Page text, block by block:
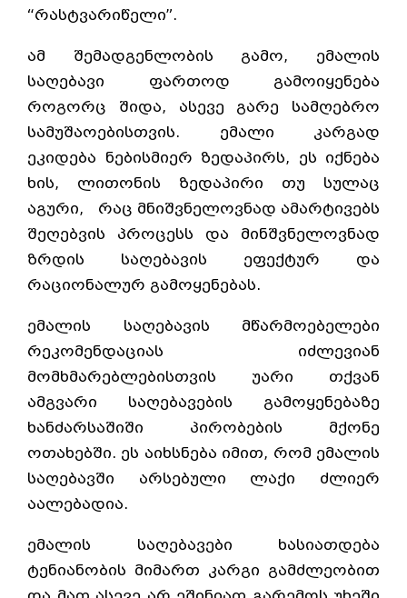
“რასტვარიწელი”.
ამ შემადგენლობის გამო, ემალის
საღებავი ფართოდ გამოიყენება
როგორც შიდა, ასევე გარე სამღებრო
სამუშაოებისთვის. ემალი კარგად
ეკიდება ნებისმიერ ზედაპირს, ეს იქნება
ხის, ლითონის ზედაპირი თუ სულაც
აგური, რაც მნიშვნელოვნად ამარტივებს
შეღებვის პროცესს და მინშვნელოვნად
ზრდის საღებავის ეფექტურ და
რაციონალურ გამოყენებას.
ემალის საღებავის მწარმოებელები
რეკომენდაციას იძლევიან
მომხმარებლებისთვის უარი თქვან
ამგვარი საღებავების გამოყენებაზე
ხანძარსაშიში პირობების მქონე
ოთახებში. ეს აიხსნება იმით, რომ ემალის
საღებავში არსებული ლაქი ძლიერ
აალებადია.
ემალის საღებავები ხასიათდება
ტენიანობის მიმართ კარგი გამძლეობით